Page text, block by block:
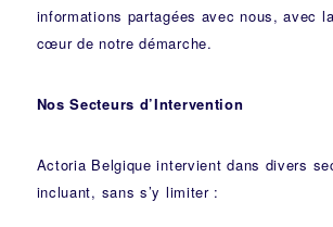
informations partagées avec nous, avec
cœur de notre démarche.
Nos Secteurs d’Intervention
Actoria Belgique intervient dans divers
incluant, sans s’y limiter :